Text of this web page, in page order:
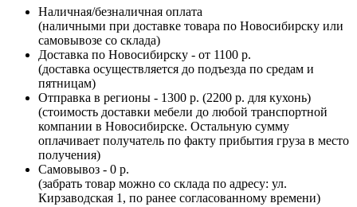
Наличная/безналичная оплата
(наличными при доставке товара по Новосибирску или
самовывозе со склада)
Доставка по Новосибирску - от 1100 р.
(доставка осуществляется до подъезда по средам и
пятницам)
Отправка в регионы - 1300 р. (2200 р. для кухонь)
(стоимость доставки мебели до любой транспортной
компании в Новосибирске. Остальную сумму
оплачивает получатель по факту прибытия груза в место
получения)
Самовывоз - 0 р.
(забрать товар можно со склада по адресу: ул.
Кирзаводская 1, по ранее согласованному времени)